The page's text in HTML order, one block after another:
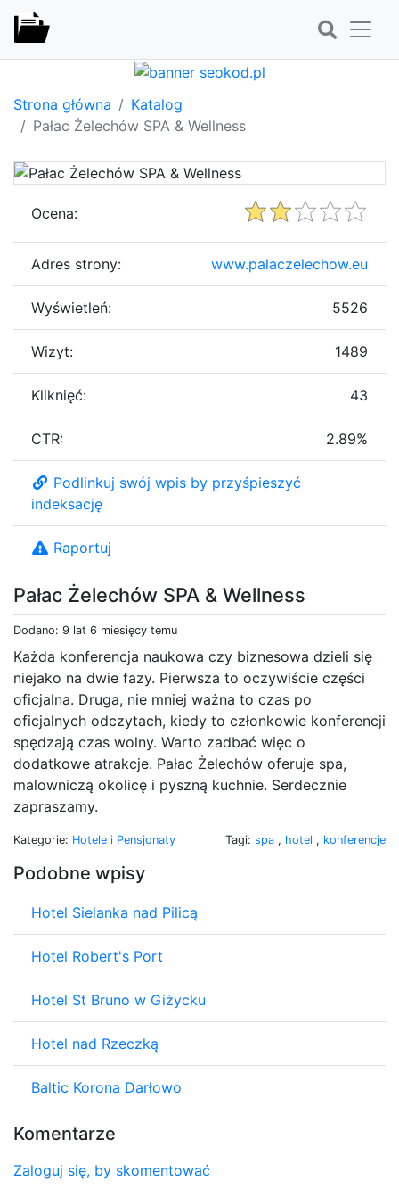
Strona główna
Katalog
Pałac Żelechów SPA & Wellness
Pałac Żelechów SPA & Wellness
Dodano: 9 lat 6 miesięcy temu
Każda konferencja naukowa czy biznesowa dzieli się
niejako na dwie fazy. Pierwsza to oczywiście części
oficjalna. Druga, nie mniej ważna to czas po
oficjalnych odczytach, kiedy to członkowie konferencji
spędzają czas wolny. Warto zadbać więc o
dodatkowe atrakcje. Pałac Żelechów oferuje spa,
malowniczą okolicę i pyszną kuchnie. Serdecznie
zapraszamy.
Kategorie: Hotele i Pensjonaty Tagi: spa , hotel , konferencje
Podobne wpisy
Hotel Sielanka nad Pilicą
Hotel Robert's Port
Hotel St Bruno w Giżycku
Hotel nad Rzeczką
Baltic Korona Darłowo
Komentarze
Zaloguj się, by skomentować
Ocena:
Adres strony: www.palaczelechow.eu
Wyświetleń: 5526
Wizyt: 1489
Kliknięć: 43
CTR: 2.89%
Podlinkuj swój wpis by przyśpieszyć
indeksację
Raportuj